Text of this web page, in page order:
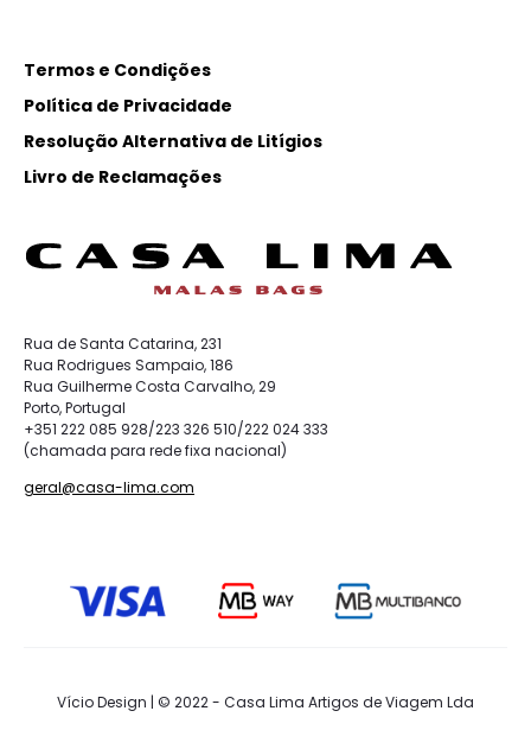
Termos e Condições
Política de Privacidade
Resolução Alternativa de Litígios
Livro de Reclamações
Rua de Santa Catarina, 231
Rua Rodrigues Sampaio, 186
Rua Guilherme Costa Carvalho, 29
Porto, Portugal
+351 222 085 928/223 326 510/222 024 333
(chamada para rede fixa nacional)
geral@casa-lima.com
Vício Design | © 2022 - Casa Lima Artigos de Viagem Lda